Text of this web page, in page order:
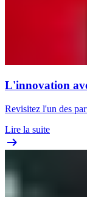
L'innovation
Revisitez l'un des
Lire la suite